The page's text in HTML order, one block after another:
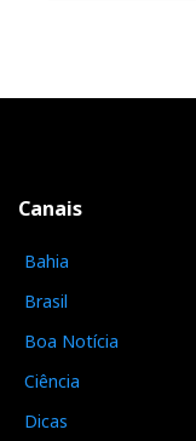
Canais
Bahia
Brasil
Boa Notícia
Ciência
Dicas